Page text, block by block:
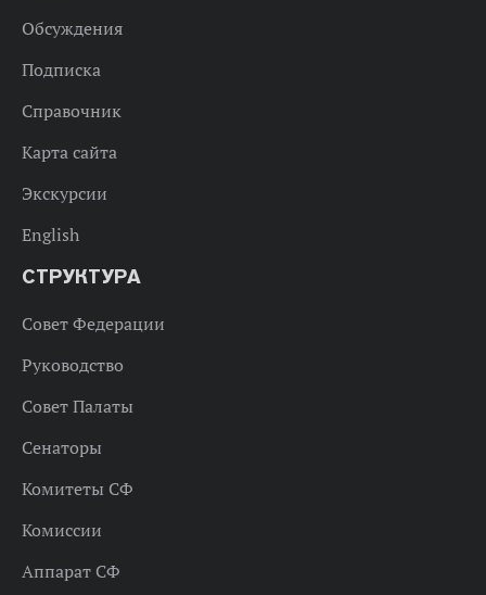
Обсуждения
Подписка
Справочник
Карта сайта
Экскурсии
English
СТРУКТУРА
Совет Федерации
Руководство
Совет Палаты
Сенаторы
Комитеты СФ
Комиссии
Аппарат СФ